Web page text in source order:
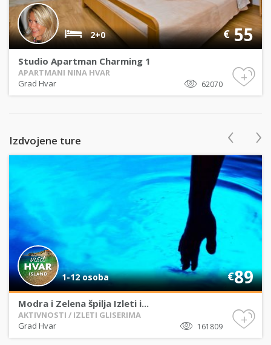
2+0 €55
Studio Apartman Charming 1
APARTMANI NINA HVAR
62070
Grad Hvar +
Izdvojene ture
1-12 osoba €89
Modra i Zelena špilja Izleti i...
AKTIVNOSTI / IZLETI GLISERIMA
161809
Grad Hvar +
‹ ›